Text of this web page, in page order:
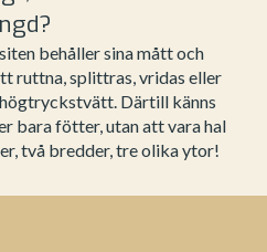
behåller sina mått och
ruttna, splittras, vridas eller
Därtill känns
bara fötter, utan att vara hal
två bredder, tre olika ytor!